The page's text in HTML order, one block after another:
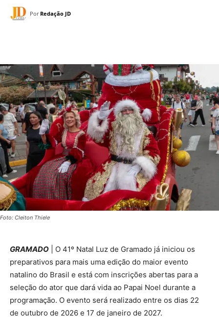
Por Redação JD
Foto: Cleiton Thiele
GRAMADO | O 41º Natal Luz de Gramado já iniciou os
preparativos para mais uma edição do maior evento
natalino do Brasil e está com inscrições abertas para a
seleção do ator que dará vida ao Papai Noel durante a
programação. O evento será realizado entre os dias 22
de outubro de 2026 e 17 de janeiro de 2027.